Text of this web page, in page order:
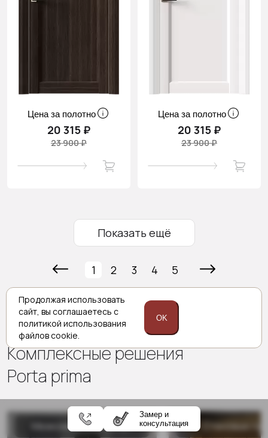
Цена за полотно
20 315 ₽
23 900 ₽
Цена за полотно
20 315 ₽
23 900 ₽
Показать ещё
1 2 3 4 5
Комплексные решения
Porta prima
Межкомнатные двери Стеновые
Замер и
консультация
Продолжая использовать
сайт, вы соглашаетесь с
политикой использования
файлов cookie.
OK